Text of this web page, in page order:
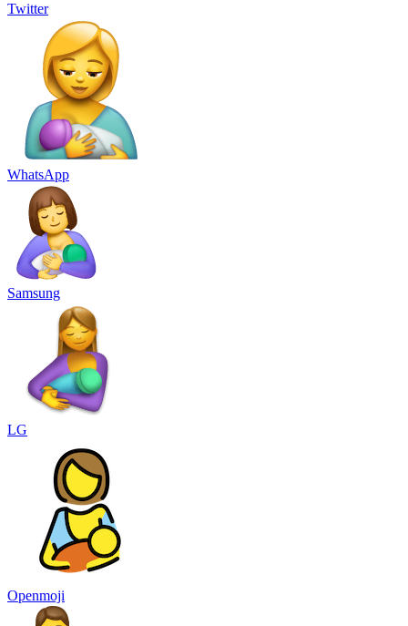
Twitter
WhatsApp
Samsung
LG
Openmoji